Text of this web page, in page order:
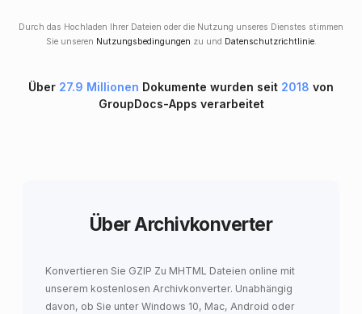
Durch das Hochladen Ihrer Dateien oder die Nutzung unseres Dienstes stimmen
Sie unseren Nutzungsbedingungen zu und Datenschutzrichtlinie.
Über 27.9 Millionen Dokumente wurden seit 2018 von
GroupDocs-Apps verarbeitet
Über Archivkonverter
Konvertieren Sie GZIP Zu MHTML Dateien online mit
unserem kostenlosen Archivkonverter. Unabhängig
davon, ob Sie unter Windows 10, Mac, Android oder